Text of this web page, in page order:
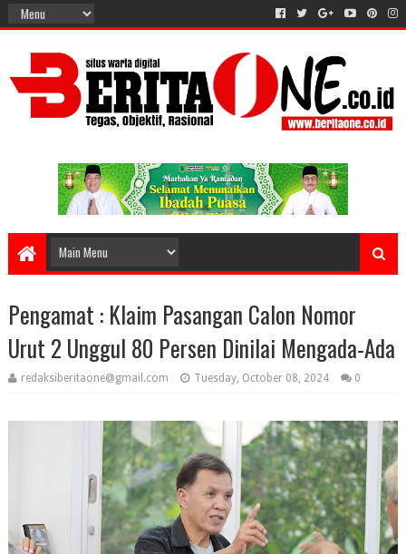
Pengamat : Klaim Pasangan Calon Nomor
Urut 2 Unggul 80 Persen Dinilai Mengada-Ada
redaksiberitaone@gmail.com Tuesday, October 08, 2024 0